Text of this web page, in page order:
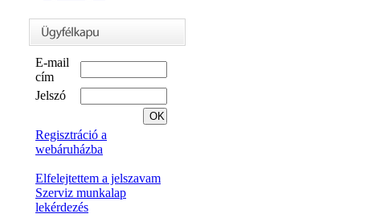
E-mail
cím
Jelszó
Regisztráció a
webáruházba
Elfelejtettem a jelszavam
Szerviz munkalap
lekérdezés